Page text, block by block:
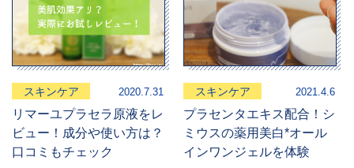
スキンケア 2020.7.31
リマーユプラセラ原液をレ
ビュー！成分や使い方は？
口コミもチェック
スキンケア 2021.4.6
プラセンタエキス配合！シ
ミウスの薬用美白*オール
インワンジェルを体験